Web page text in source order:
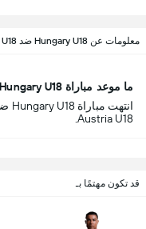
معلومات عن Hungary U18 ضد Austria U18
ما موعد مباراة Hungary U18 ضد Austria U18؟
Austria U18.
قد تكون مهتمًا بـ